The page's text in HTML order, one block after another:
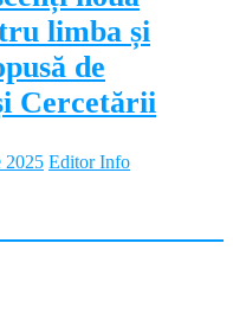
limba și
de
Cercetării
2025 Editor Info